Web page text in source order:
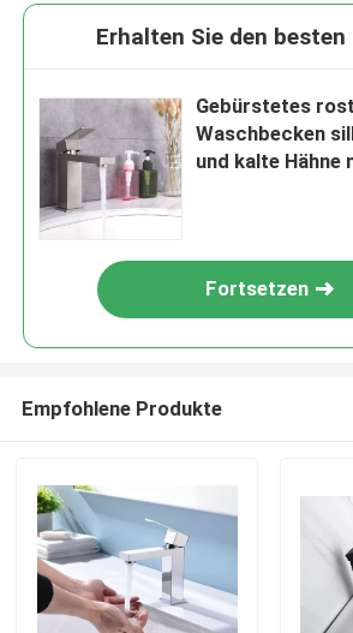
Erhalten Sie den
Gebürstetes
Waschbecken
und kalte Hähne
Fortsetzen
Empfohlene Produkte